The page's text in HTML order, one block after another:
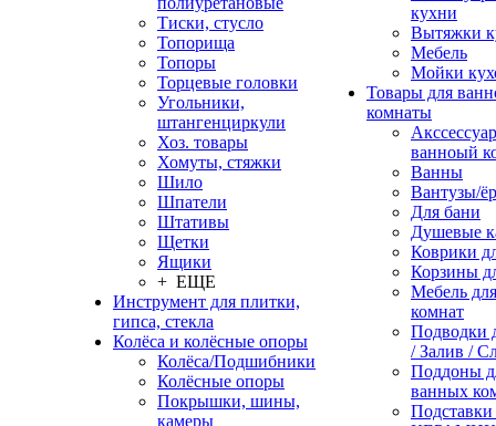
Тиски, стусло
Топорища
Топоры
Торцевые головки
Угольники,
штангенциркули
Хоз. товары
Хомуты, стяжки
Шило
Шпатели
Штативы
Щетки
Ящики
+ ЕЩЕ
Инструмент для плитки,
гипса, стекла
Колёса и колёсные опоры
Колёса/Подшибники
Колёсные опоры
Покрышки, шины,
камеры
кухни
Вытяжки
Мебель
Мойки
Товары для
комнаты
ванноый
Ванны
Вантузы/
Для бани
Душевые
Коврики
Корзины
Мебель
комнат
Подводки
/ Залив /
Поддоны
ванных